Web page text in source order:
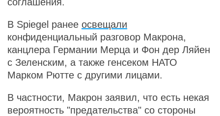
В Spiegel ранее освещали
конфиденциальный разговор Макрона,
канцлера Германии Мерца и Фон дер Ляйен
с Зеленским, а также генсеком НАТО
Марком Рютте с другими лицами.
В частности, Макрон заявил, что есть некая
вероятность "предательства" со стороны